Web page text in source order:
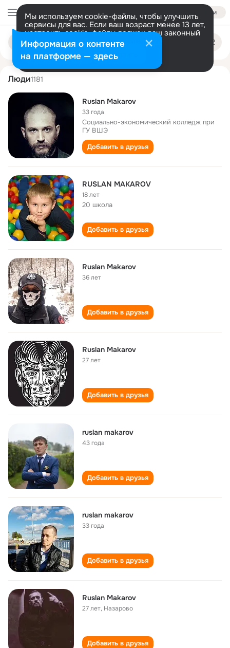
Войти
Мы используем cookie-файлы, чтобы улучшить
сервисы для вас. Если ваш возраст менее 13 лет,
настроить cookie-файлы должен ваш законный
представитель. Больше информации
Разрешить все Настроить
Поиск
людям
ruslan makarov
Люди1181
Ruslan Makarov
33 года
Социально-экономический колледж при
ГУ ВШЭ
Добавить в друзья
RUSLAN MAKAROV
18 лет
20 школа
Добавить в друзья
Ruslan Makarov
36 лет
Добавить в друзья
Ruslan Makarov
27 лет
Добавить в друзья
ruslan makarov
43 года
Добавить в друзья
ruslan makarov
33 года
Добавить в друзья
Ruslan Makarov
27 лет, Назарово
Добавить в друзья
Информация о контенте
на платформе — здесь